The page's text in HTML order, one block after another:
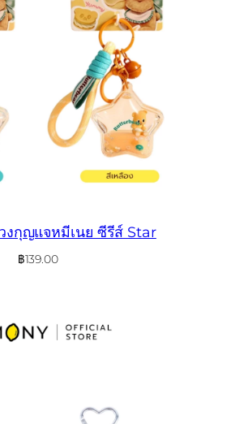
งกุญแจหมีเนย ซีรีส์ Star
฿139.00